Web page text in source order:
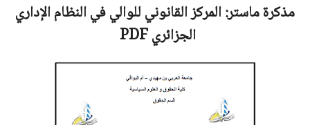
مذكرة ماستر:المركز القانوني للوالي في النظام الإداري
الجزائريPDF